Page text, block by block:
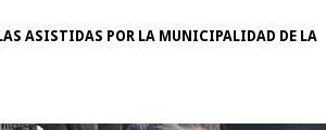
ASISTIDAS POR LA MUNICIPALIDAD DE LA